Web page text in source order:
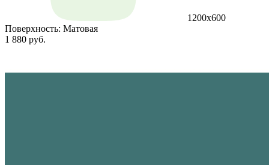
1200х600
Поверхность: Матовая
1 880 руб.